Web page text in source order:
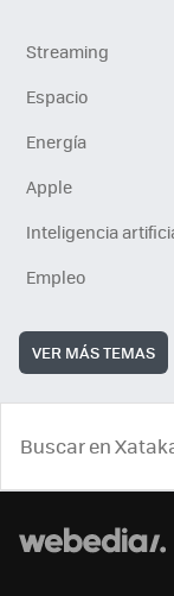
Streaming
Espacio
Energía
Apple
Inteligencia
Empleo
VER MÁS TEMAS